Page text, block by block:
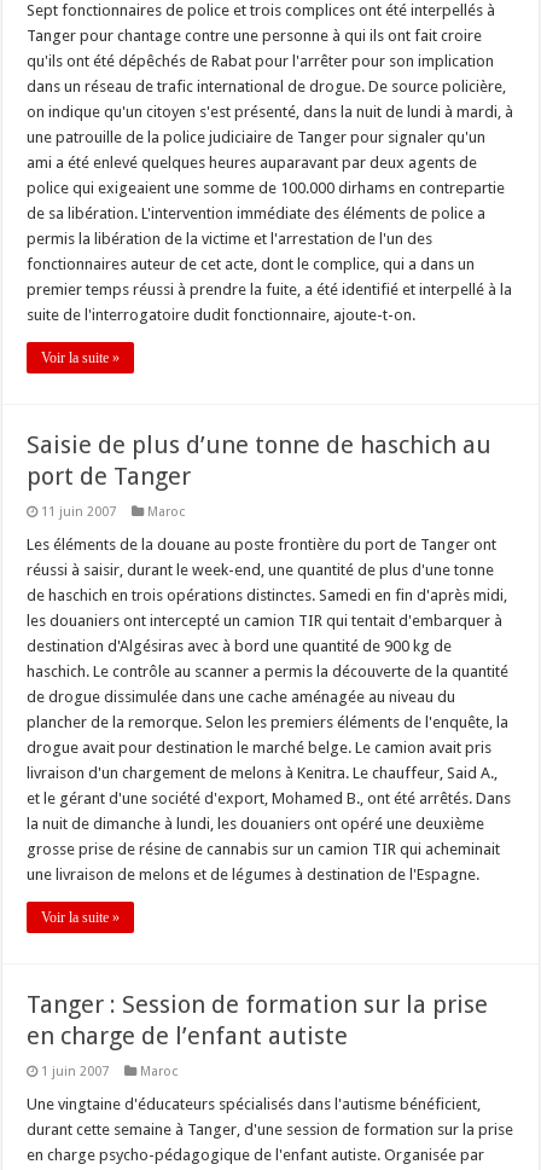
Sept fonctionnaires de police et trois complices ont été interpellés à
Tanger pour chantage contre une personne à qui ils ont fait croire
qu'ils ont été dépêchés de Rabat pour l'arrêter pour son implication
dans un réseau de trafic international de drogue. De source policière,
on indique qu'un citoyen s'est présenté, dans la nuit de lundi à mardi, à
une patrouille de la police judiciaire de Tanger pour signaler qu'un
ami a été enlevé quelques heures auparavant par deux agents de
police qui exigeaient une somme de 100.000 dirhams en contrepartie
de sa libération. L'intervention immédiate des éléments de police a
permis la libération de la victime et l'arrestation de l'un des
fonctionnaires auteur de cet acte, dont le complice, qui a dans un
premier temps réussi à prendre la fuite, a été identifié et interpellé à la
suite de l'interrogatoire dudit fonctionnaire, ajoute-t-on.
Voir la suite »
Saisie de plus d’une tonne de haschich au
port de Tanger
11 juin 2007 Maroc
Les éléments de la douane au poste frontière du port de Tanger ont
réussi à saisir, durant le week-end, une quantité de plus d'une tonne
de haschich en trois opérations distinctes. Samedi en fin d'après midi,
les douaniers ont intercepté un camion TIR qui tentait d'embarquer à
destination d'Algésiras avec à bord une quantité de 900 kg de
haschich. Le contrôle au scanner a permis la découverte de la quantité
de drogue dissimulée dans une cache aménagée au niveau du
plancher de la remorque. Selon les premiers éléments de l'enquête, la
drogue avait pour destination le marché belge. Le camion avait pris
livraison d'un chargement de melons à Kenitra. Le chauffeur, Said A.,
et le gérant d'une société d'export, Mohamed B., ont été arrêtés. Dans
la nuit de dimanche à lundi, les douaniers ont opéré une deuxième
grosse prise de résine de cannabis sur un camion TIR qui acheminait
une livraison de melons et de légumes à destination de l'Espagne.
Voir la suite »
Tanger : Session de formation sur la prise
en charge de l’enfant autiste
1 juin 2007 Maroc
Une vingtaine d'éducateurs spécialisés dans l'autisme bénéficient,
durant cette semaine à Tanger, d'une session de formation sur la prise
en charge psycho-pédagogique de l'enfant autiste. Organisée par